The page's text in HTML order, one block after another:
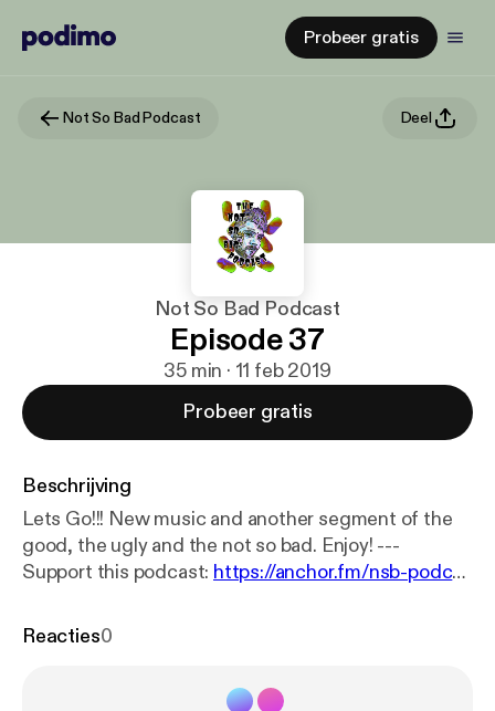
Probeer gratis
Not So Bad Podcast Deel
Not So Bad Podcast
Episode 37
35 min · 11 feb 2019
Probeer gratis
Beschrijving
Lets Go!!! New music and another segment of the
good, the ugly and the not so bad. Enjoy! ---
Support this podcast: https://anchor.fm/nsb-podcas
Reacties0